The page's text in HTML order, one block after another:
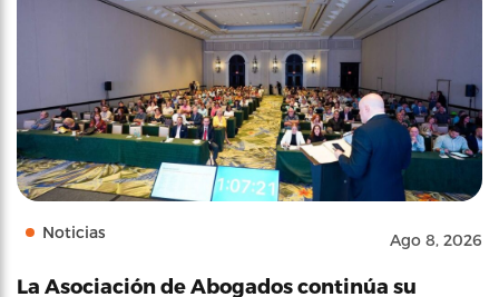
Noticias Ago 8, 2026
La Asociación de Abogados continúa su